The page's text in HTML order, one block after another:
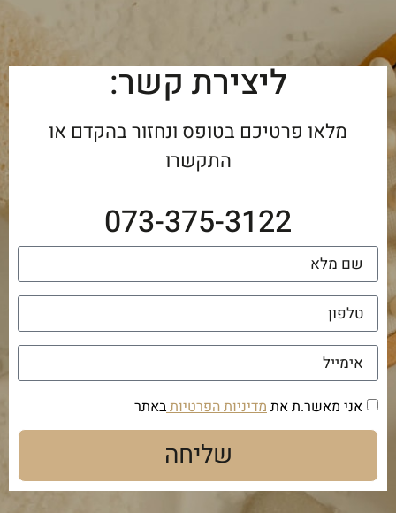
ליצירת קשר:
מלאו פרטיכם בטופס ונחזור בהקדם או
התקשרו
073-375-3122
אני מאשר.ת אתמדיניות הפרטיותבאתר
שליחה